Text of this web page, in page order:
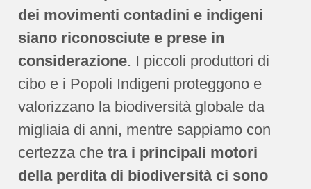
dei movimenti contadini e indigeni
siano riconosciute e prese in
considerazione. I piccoli produttori di
cibo e i Popoli Indigeni proteggono e
valorizzano la biodiversità globale da
migliaia di anni, mentre sappiamo con
certezza che tra i principali motori
della perdita di biodiversità ci sono